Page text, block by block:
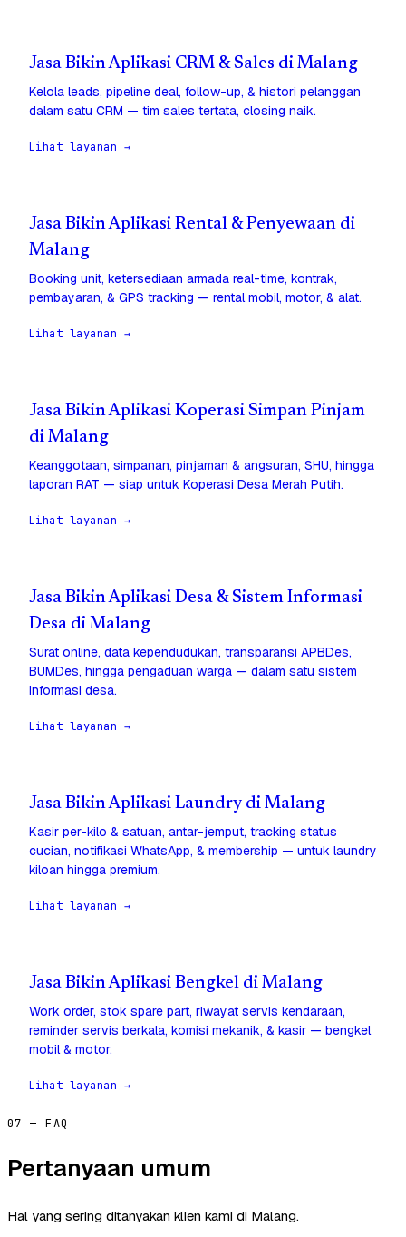
Jasa Bikin Aplikasi CRM & Sales di Malang
Kelola leads, pipeline deal, follow-up, & histori pelanggan
dalam satu CRM — tim sales tertata, closing naik.
Lihat layanan →
Jasa Bikin Aplikasi Rental & Penyewaan di
Malang
Booking unit, ketersediaan armada real-time, kontrak,
pembayaran, & GPS tracking — rental mobil, motor, & alat.
Lihat layanan →
Jasa Bikin Aplikasi Koperasi Simpan Pinjam
di Malang
Keanggotaan, simpanan, pinjaman & angsuran, SHU, hingga
laporan RAT — siap untuk Koperasi Desa Merah Putih.
Lihat layanan →
Jasa Bikin Aplikasi Desa & Sistem Informasi
Desa di Malang
Surat online, data kependudukan, transparansi APBDes,
BUMDes, hingga pengaduan warga — dalam satu sistem
informasi desa.
Lihat layanan →
Jasa Bikin Aplikasi Laundry di Malang
Kasir per-kilo & satuan, antar-jemput, tracking status
cucian, notifikasi WhatsApp, & membership — untuk laundry
kiloan hingga premium.
Lihat layanan →
Jasa Bikin Aplikasi Bengkel di Malang
Work order, stok spare part, riwayat servis kendaraan,
reminder servis berkala, komisi mekanik, & kasir — bengkel
mobil & motor.
Lihat layanan →
07 — FAQ
Pertanyaan umum
Hal yang sering ditanyakan klien kami di Malang.